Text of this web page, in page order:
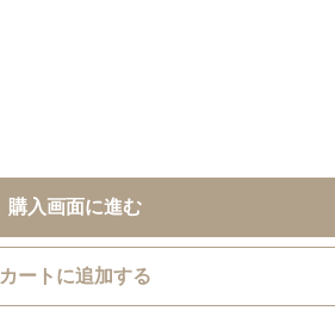
購入画面に進む
カートに追加する